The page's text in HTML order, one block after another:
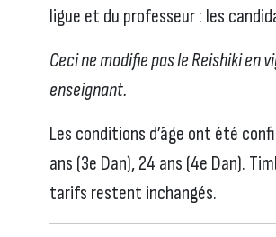
ligue et du professeur : les
Ceci ne modifie pas le Reishiki
enseignant.
Les conditions d’âge ont été
ans (3e Dan), 24 ans (4e Dan).
tarifs restent inchangés.